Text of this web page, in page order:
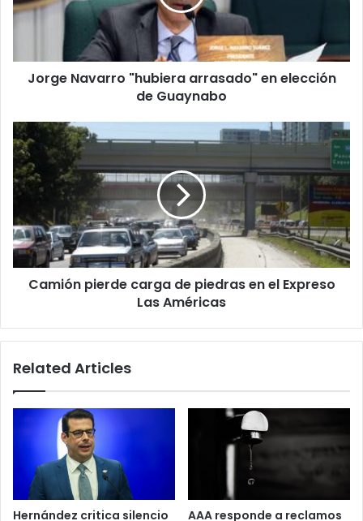
elección
Guaynabo
Jorge Navarro "hubiera arrasado" en elección
de Guaynabo
Camión
pierde
carga
de
piedras
en
el
Expreso
Las
Américas
Camión pierde carga de piedras en el Expreso
Las Américas
Related Articles
Hernández critica silencio
AAA responde a reclamos